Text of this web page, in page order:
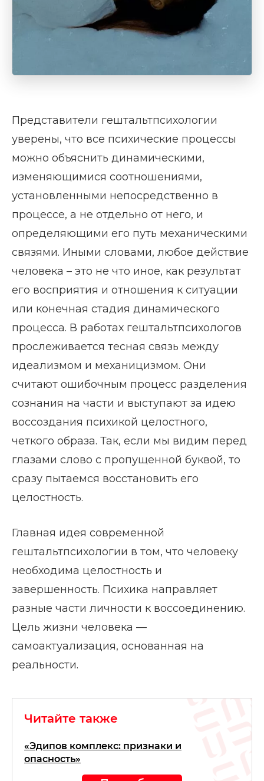
Представители гештальтпсихологии
уверены, что все психические процессы
можно объяснить динамическими,
изменяющимися соотношениями,
установленными непосредственно в
процессе, а не отдельно от него, и
определяющими его путь механическими
связями. Иными словами, любое действие
человека – это не что иное, как результат
его восприятия и отношения к ситуации
или конечная стадия динамического
процесса. В работах гештальтпсихологов
прослеживается тесная связь между
идеализмом и механицизмом. Они
считают ошибочным процесс разделения
сознания на части и выступают за идею
воссоздания психикой целостного,
четкого образа. Так, если мы видим перед
глазами слово с пропущенной буквой, то
сразу пытаемся восстановить его
целостность.
Главная идея современной
гештальтпсихологии в том, что человеку
необходима целостность и
завершенность. Психика направляет
разные части личности к воссоединению.
Цель жизни человека —
самоактуализация, основанная на
реальности.
Читайте также
«Эдипов комплекс: признаки и
опасность»